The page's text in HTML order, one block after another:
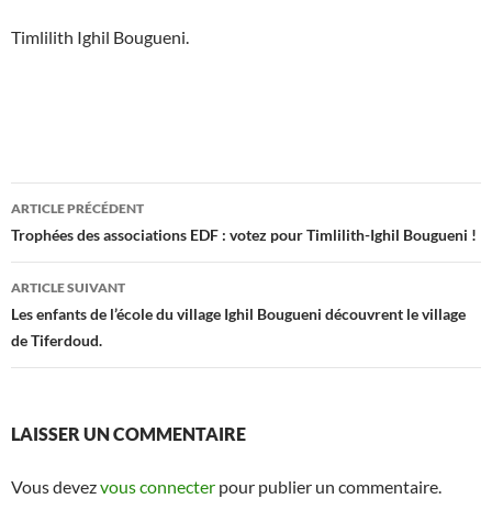
Timlilith Ighil Bougueni.
Navigation
des
articles
ARTICLE PRÉCÉDENT
Trophées des associations EDF : votez pour Timlilith-Ighil Bougueni !
ARTICLE SUIVANT
Les enfants de l’école du village Ighil Bougueni découvrent le village
de Tiferdoud.
LAISSER UN COMMENTAIRE
Vous devezvous connecter pour publier un commentaire.